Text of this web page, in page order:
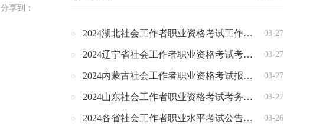
分享到：
2024湖北社会工作者职业资格考试工作的通知 03-27
2024辽宁省社会工作者职业资格考试考务工作通知 03-27
2024内蒙古社会工作者职业资格考试报名的通知 03-27
2024山东社会工作者职业资格考试考务工作有关问题的通知 03-27
2024各省社会工作者职业水平考试公告汇总 03-26